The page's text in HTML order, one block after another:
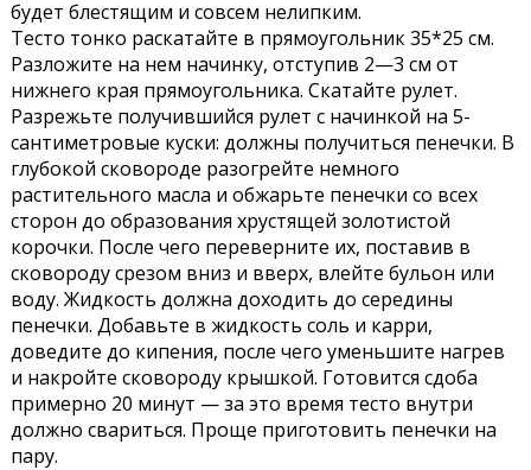
будет блестящим и совсем нелипким.
Тесто тонко раскатайте в прямоугольник 35*25 см.
Разложите на нем начинку, отступив 2—3 см от
нижнего края прямоугольника. Скатайте рулет.
Разрежьте получившийся рулет с начинкой на 5-
сантиметровые куски: должны получиться пенечки. В
глубокой сковороде разогрейте немного
растительного масла и обжарьте пенечки со всех
сторон до образования хрустящей золотистой
корочки. После чего переверните их, поставив в
сковороду срезом вниз и вверх, влейте бульон или
воду. Жидкость должна доходить до середины
пенечки. Добавьте в жидкость соль и карри,
доведите до кипения, после чего уменьшите нагрев
и накройте сковороду крышкой. Готовится сдоба
примерно 20 минут — за это время тесто внутри
должно свариться. Проще приготовить пенечки на
пару.